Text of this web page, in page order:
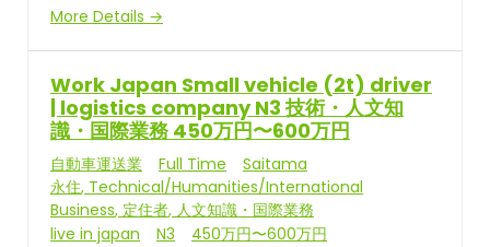
More Details
Work Japan Small vehicle (2t) driver
| logistics company N3 技術・人文知
識・国際業務 450万円〜600万円
自動車運送業 Full Time
Saitama
永住 Technical/Humanities/International
Business 定住者 人文知識・国際業務
live in japan
N3
450万円〜600万円